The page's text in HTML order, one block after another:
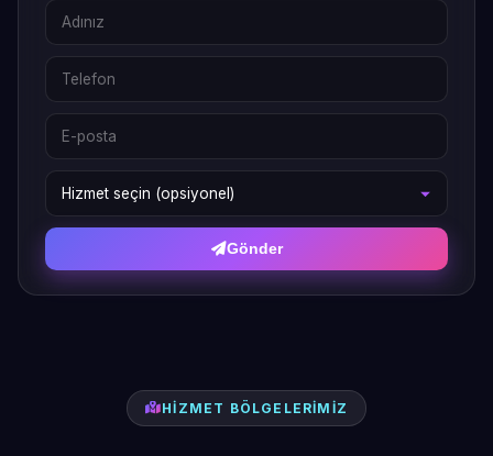
Gönder
HIZMET BÖLGELERIMIZ